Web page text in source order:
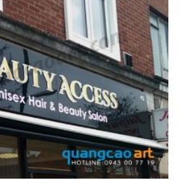
Làm biển
Nghệ An giá